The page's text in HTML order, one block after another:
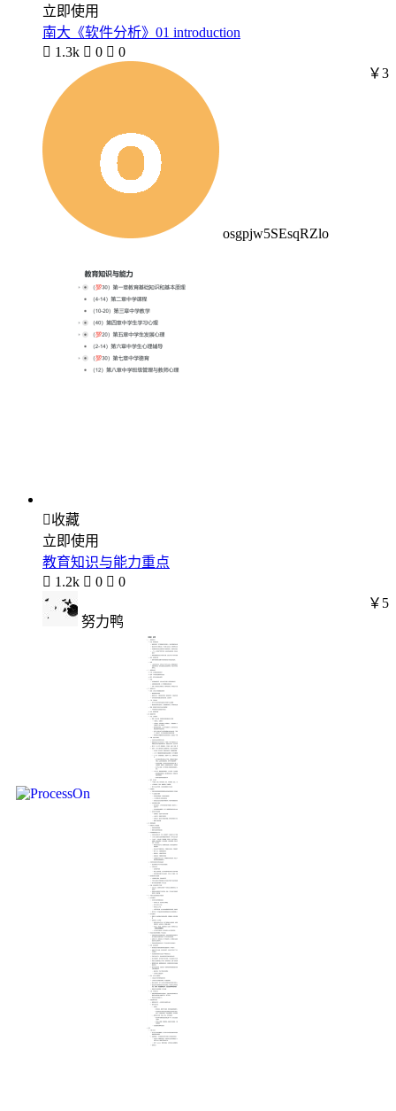
立即使用
南大《软件分析》01 introduction
 1.3k  0  0
osgpjw5SEsqRZlo
￥3
收藏
立即使用
教育知识与能力重点
 1.2k  0  0
努力鸭
￥5